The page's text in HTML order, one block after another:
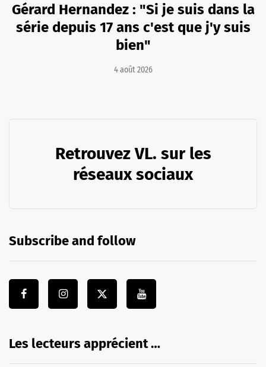
Gérard Hernandez : "Si je suis dans la
série depuis 17 ans c'est que j'y suis
bien"
4 août 2026
Retrouvez VL. sur les
réseaux sociaux
Subscribe and follow
Les lecteurs apprécient …